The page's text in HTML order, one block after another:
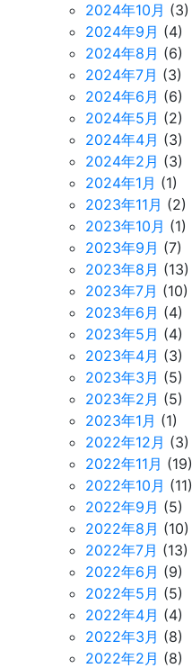
2024年10月 (3)
2024年9月 (4)
2024年8月 (6)
2024年7月 (3)
2024年6月 (6)
2024年5月 (2)
2024年4月 (3)
2024年2月 (3)
2024年1月 (1)
2023年11月 (2)
2023年10月 (1)
2023年9月 (7)
2023年8月 (13)
2023年7月 (10)
2023年6月 (4)
2023年5月 (4)
2023年4月 (3)
2023年3月 (5)
2023年2月 (5)
2023年1月 (1)
2022年12月 (3)
2022年11月 (19)
2022年10月 (11)
2022年9月 (5)
2022年8月 (10)
2022年7月 (13)
2022年6月 (9)
2022年5月 (5)
2022年4月 (4)
2022年3月 (8)
2022年2月 (8)